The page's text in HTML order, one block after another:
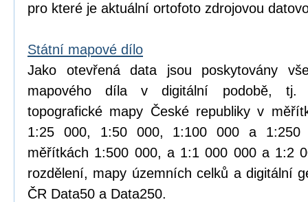
pro které je aktuální ortofoto zdrojovou
Státní mapové dílo
Jako otevřená data jsou poskytovány
mapového díla v digitální podobě, tj.
topografické mapy České republiky v
1:25 000, 1:50 000, 1:100 000 a
měřítkách 1:500 000, a 1:1 000 000 a 1:2
rozdělení, mapy územních celků a digitální
ČR Data50 a Data250.